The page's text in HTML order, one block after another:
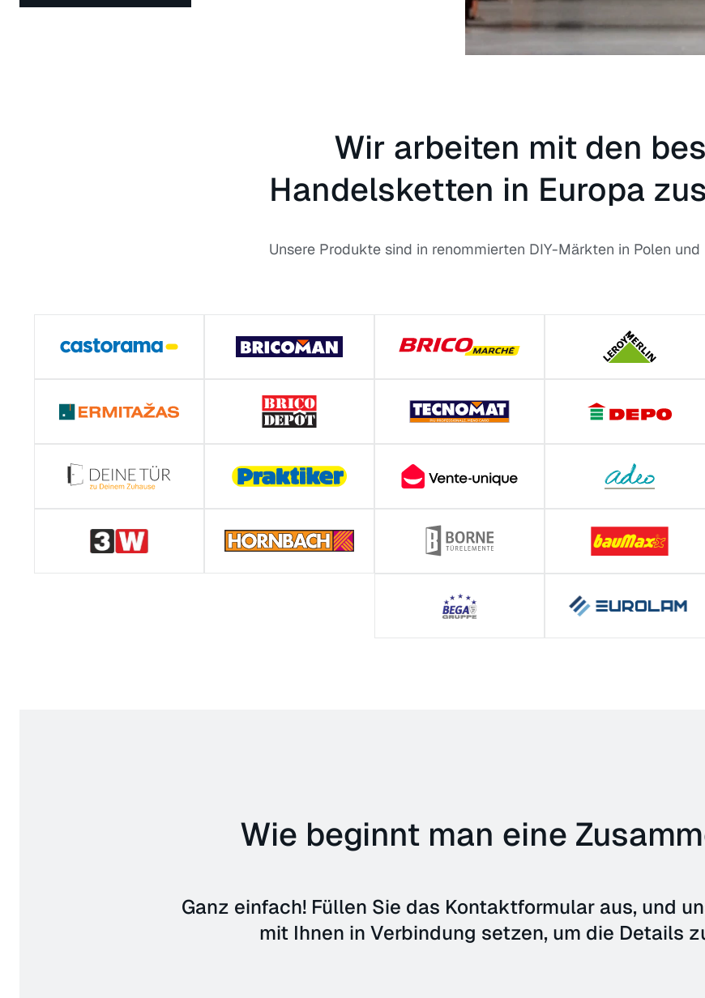
Wir arbeiten mit den
Handelsketten in Europa
Unsere Produkte sind in renommierten DIY-Märkten in Polen
Wie beginnt man eine
Ganz einfach! Füllen Sie das Kontaktformular aus, und
mit Ihnen in Verbindung setzen, um die Details